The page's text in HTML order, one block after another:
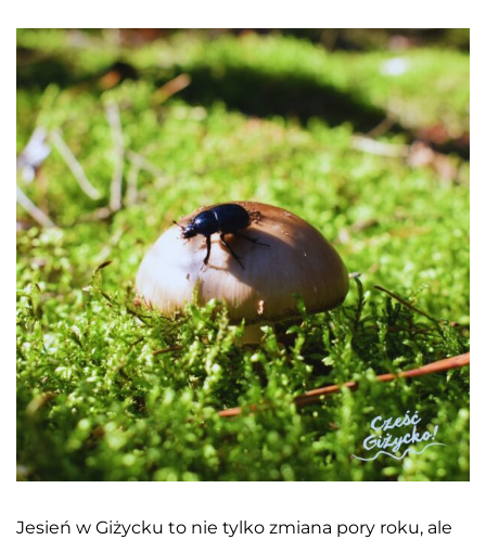
Jesień w Giżycku to nie tylko zmiana pory roku, ale